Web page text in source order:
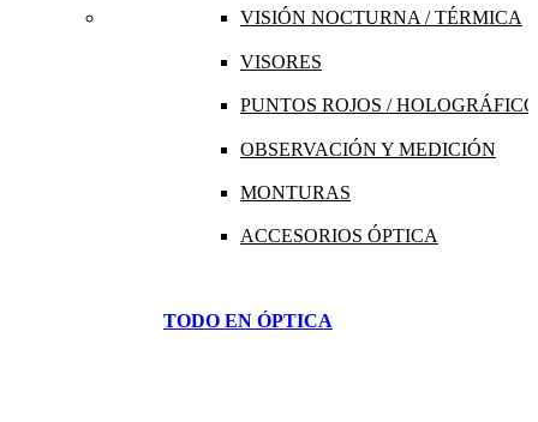
VISIÓN NOCTURNA / TÉRMICA
VISORES
PUNTOS ROJOS /
OBSERVACIÓN Y MEDICIÓN
MONTURAS
ACCESORIOS ÓPTICA
TODO EN ÓPTICA